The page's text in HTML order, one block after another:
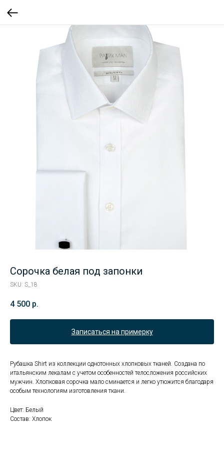
Сорочка белая под запонки
SKU: S_18
4 500 р.
Записаться на примерку
Рубашка Shirt из коллекции однотонных хлопковых тканей. Создана по
итальянским лекалам с учетом особенностей телосложения российских
мужчин. Хлопковая сорочка мало сминается и легко утюжится благодаря
особым технологиям изготовления ткани.
Цвет: Белый
Состав: Хлопок